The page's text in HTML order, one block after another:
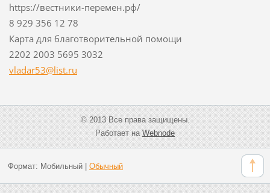
https://вестники-перемен.рф/
8 929 356 12 78
Карта для благотворительной помощи
2202 2003 5695 3032
vladar53@list.ru
© 2013 Все права защищены.
Работает наWebnode
Формат: Мобильный| Обычный